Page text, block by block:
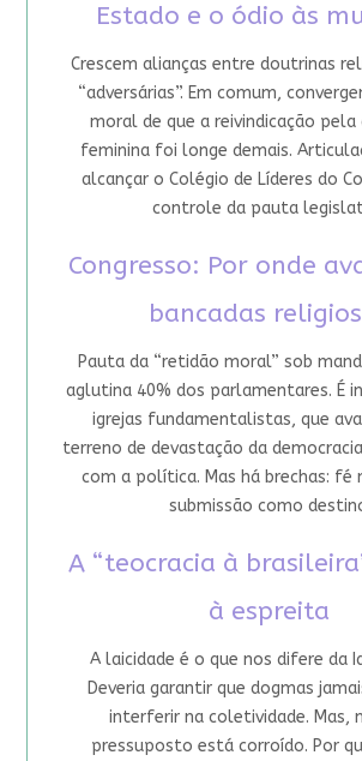
Estado e o ódio às
Crescem alianças entre doutrinas
“adversárias”. Em comum,
moral de que a reivindicação
feminina foi longe demais.
alcançar o Colégio de Líderes do
controle da pauta
Congresso: Por onde
bancadas
Pauta da “retidão moral” sob
aglutina 40% dos parlamentares. É
igrejas fundamentalistas, que
terreno de devastação da
com a política. Mas há brechas: fé
submissão como
A “teocracia à
à espreita
A laicidade é o que nos difere da
Deveria garantir que dogmas
interferir na coletividade. Mas,
pressuposto está corroído. Por